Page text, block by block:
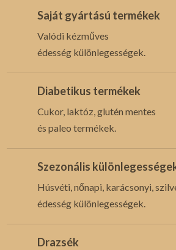
Saját gyártású termékek
Valódi kézműves
édesség különlegességek.
Diabetikus termékek
Cukor, laktóz, glutén mentes
és paleo termékek.
Szezonális
Húsvéti, nőnapi, karácsonyi,
édesség különlegességek.
Drazsék